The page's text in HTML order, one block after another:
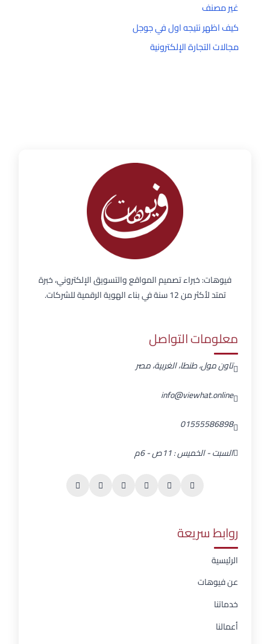
غير مصنف
كيف اظهر نتيجه اول في جوجل
مجالات التجارة الإلكترونية
فيوهات: خبراء تصميم المواقع والتسويق الإلكتروني، خبرة
تمتد لأكثر من 12 سنة في بناء الهوية الرقمية للشركات.
معلومات التواصل
تاون مول، طنطا، الغربية، مصر
info@viewhat.online
01555586898
السبت - الخميس : 11ص - 6م
روابط سريعة
الرئيسية
عن فيوهات
خدماتنا
أعمالنا